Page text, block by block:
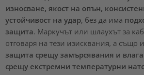
износване, якост на опън,
устойчивост на удар, без да има
защита. Маркучът или шлаухът за
отговаря на тези изисквания, а също
защита срещу замърсявания и влага
срещу екстремни температурни